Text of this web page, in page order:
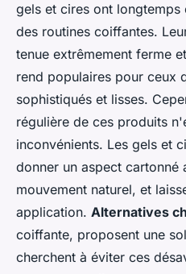
gels et cires ont longtemps
des routines coiffantes.
tenue extrêmement ferme
rend populaires pour ceux
sophistiqués et lisses.
régulière de ces produits
inconvénients. Les gels et
donner un aspect cartonné
mouvement naturel, et
application. Alternatives
coiffante, proposent une
cherchent à éviter ces